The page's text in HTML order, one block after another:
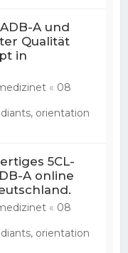
A und
Qualität
in
« 08
orientation
5CL-
A online
« 08
orientation